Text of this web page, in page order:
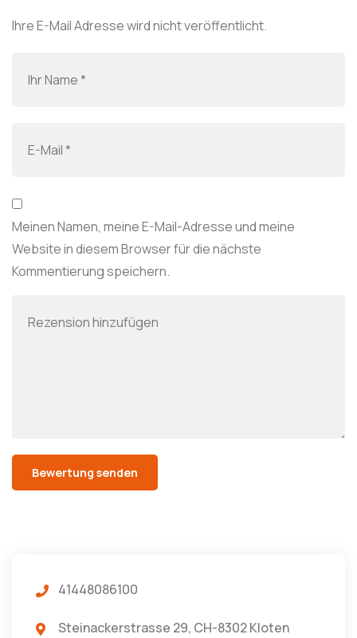
Ihre E-Mail Adresse wird nicht veröffentlicht.
Meinen Namen, meine E-Mail-Adresse und meine
Website in diesem Browser für die nächste
Kommentierung speichern.
41448086100
Steinackerstrasse 29, CH-8302 Kloten